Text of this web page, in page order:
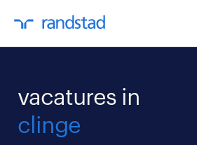
vacatures in
clinge